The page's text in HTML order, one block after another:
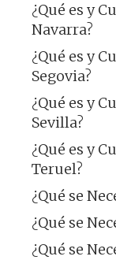
¿Qué es y
Navarra?
¿Qué es y
Segovia?
¿Qué es y
Sevilla?
¿Qué es y
Teruel?
¿Qué se
¿Qué se
¿Qué se